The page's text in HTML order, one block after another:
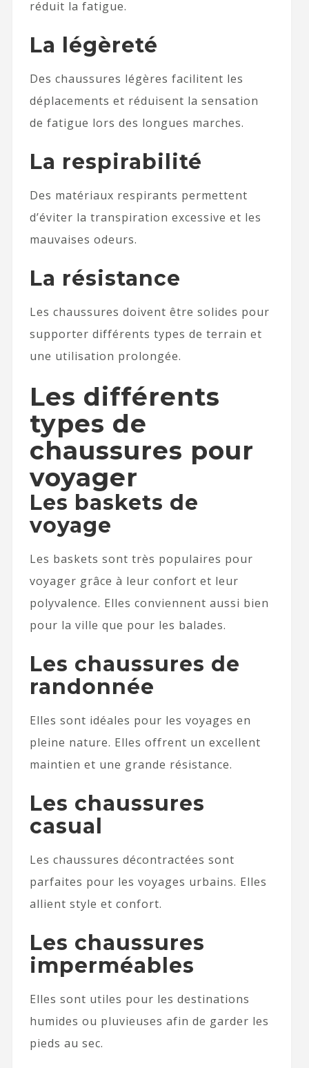
réduit la fatigue.
La légèreté
Des chaussures légères facilitent les
déplacements et réduisent la sensation
de fatigue lors des longues marches.
La respirabilité
Des matériaux respirants permettent
d’éviter la transpiration excessive et les
mauvaises odeurs.
La résistance
Les chaussures doivent être solides pour
supporter différents types de terrain et
une utilisation prolongée.
Les différents
types de
chaussures pour
voyager
Les baskets de
voyage
Les baskets sont très populaires pour
voyager grâce à leur confort et leur
polyvalence. Elles conviennent aussi bien
pour la ville que pour les balades.
Les chaussures de
randonnée
Elles sont idéales pour les voyages en
pleine nature. Elles offrent un excellent
maintien et une grande résistance.
Les chaussures
casual
Les chaussures décontractées sont
parfaites pour les voyages urbains. Elles
allient style et confort.
Les chaussures
imperméables
Elles sont utiles pour les destinations
humides ou pluvieuses afin de garder les
pieds au sec.